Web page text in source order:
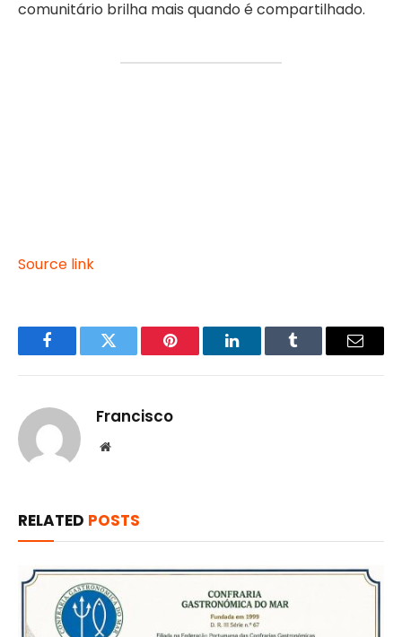
comunitário brilha mais quando é compartilhado.
Source link
FacebookTwitter Pinterest LinkedInTumblr Email
Francisco
Website
RELATED POSTS